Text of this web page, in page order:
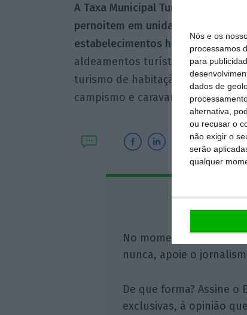
Nós e os
processamos
para
dados de
alternativa,
ou recusar o
não exigir o
serão
qualquer
A Taxa Municipal Turística aplica-
pernoitem em unidades de
estabelecimentos hoteleiros
aldeamentos turísticos,
turismo de habitação, turismo
campismo e caravanismo.
No momento em que a
nunca, apoie o
De que forma? Assine o
exclusivas, à opinião